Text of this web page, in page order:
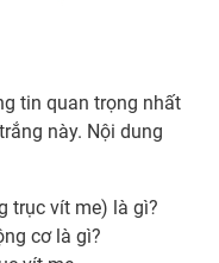
tin quan trọng nhất
này. Nội dung
trục vít me) là gì?
cơ là gì?